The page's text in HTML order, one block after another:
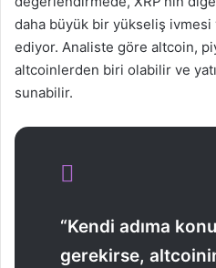
daha büyük bir yükseliş
ediyor. Analiste göre altcoin,
altcoinlerden biri olabilir ve
sunabilir.
“Kendi adıma
gerekirse,